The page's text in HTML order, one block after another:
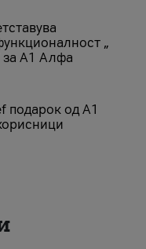
„
за А1 Алфа
подарок од А1